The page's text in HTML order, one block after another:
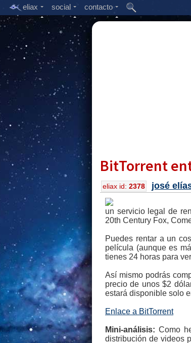
eliax social contacto
BitTorrent
eliax id: 2378 josé
un servicio legal de
20th Century Fox,
Puedes rentar a un
película (aunque es
tienes 24 horas para
Así mismo podrás
precio de unos $2
estará disponible solo
Enlace a BitTorrent
Mini-análisis: Como
distribución de videos